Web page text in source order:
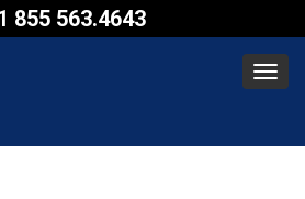
855 563.4643